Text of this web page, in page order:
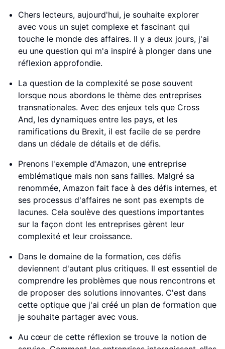
Chers lecteurs, aujourd'hui, je souhaite explorer
avec vous un sujet complexe et fascinant qui
touche le monde des affaires. Il y a deux jours, j'ai
eu une question qui m'a inspiré à plonger dans une
réflexion approfondie.
La question de la complexité se pose souvent
lorsque nous abordons le thème des entreprises
transnationales. Avec des enjeux tels que Cross
And, les dynamiques entre les pays, et les
ramifications du Brexit, il est facile de se perdre
dans un dédale de détails et de défis.
Prenons l'exemple d'Amazon, une entreprise
emblématique mais non sans failles. Malgré sa
renommée, Amazon fait face à des défis internes, et
ses processus d'affaires ne sont pas exempts de
lacunes. Cela soulève des questions importantes
sur la façon dont les entreprises gèrent leur
complexité et leur croissance.
Dans le domaine de la formation, ces défis
deviennent d'autant plus critiques. Il est essentiel de
comprendre les problèmes que nous rencontrons et
de proposer des solutions innovantes. C'est dans
cette optique que j'ai créé un plan de formation que
je souhaite partager avec vous.
Au cœur de cette réflexion se trouve la notion de